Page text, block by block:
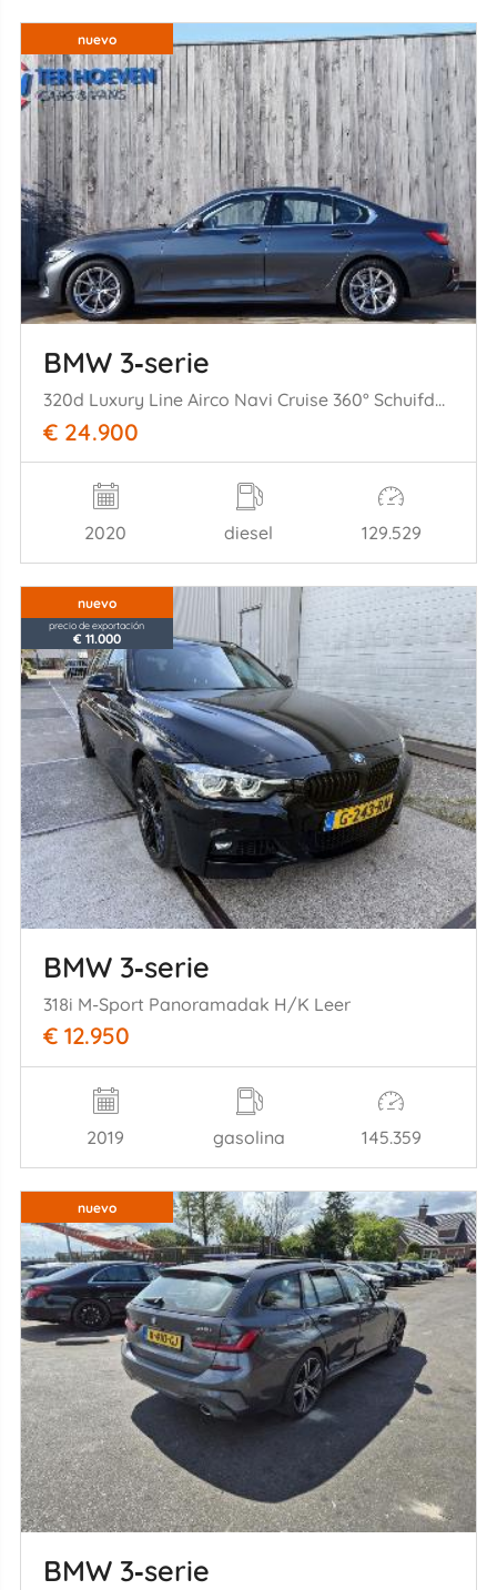
nuevo
BMW 3‑serie
320d Luxury Line Airco Navi Cruise 360° Schuifdak LED 140KW Euro 6
€ 24.900
2020 diesel 129.529
nuevo
precio de exportación
€ 11.000
BMW 3‑serie
318i M-Sport Panoramadak H/K Leer
€ 12.950
2019 gasolina 145.359
nuevo
BMW 3‑serie